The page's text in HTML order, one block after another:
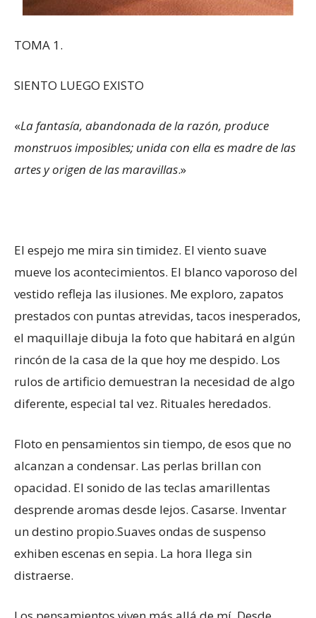
TOMA 1.
SIENTO LUEGO EXISTO
«La fantasía, abandonada de la razón, produce
monstruos imposibles; unida con ella es madre de las
artes y origen de las maravillas.»
El espejo me mira sin timidez. El viento suave
mueve los acontecimientos. El blanco vaporoso del
vestido refleja las ilusiones. Me exploro, zapatos
prestados con puntas atrevidas, tacos inesperados,
el maquillaje dibuja la foto que habitará en algún
rincón de la casa de la que hoy me despido. Los
rulos de artificio demuestran la necesidad de algo
diferente, especial tal vez. Rituales heredados.
Floto en pensamientos sin tiempo, de esos que no
alcanzan a condensar. Las perlas brillan con
opacidad. El sonido de las teclas amarillentas
desprende aromas desde lejos. Casarse. Inventar
un destino propio.Suaves ondas de suspenso
exhiben escenas en sepia. La hora llega sin
distraerse.